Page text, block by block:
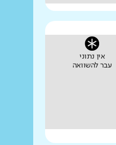
אין נתוני
עבר להשוואה